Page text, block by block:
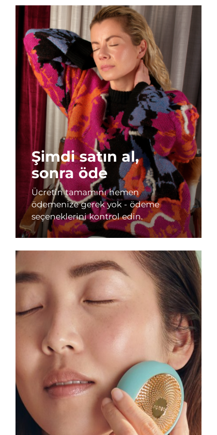
Şimdi satın al,
sonra öde
Ücretin tamamını hemen
ödemenize gerek yok - ödeme
seçeneklerini kontrol edin.